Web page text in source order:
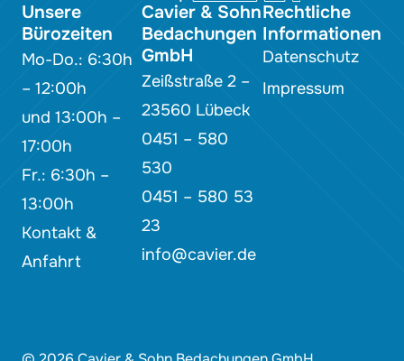
Unsere
Bürozeiten
Mo-Do.: 6:30h
– 12:00h
und 13:00h –
17:00h
Fr.: 6:30h –
13:00h
Kontakt &
Anfahrt
Cavier & Sohn
Bedachungen
GmbH
Zeißstraße 2 –
23560 Lübeck
0451 – 580
530
0451 – 580 53
23
info@cavier.de
Rechtliche
Informationen
Datenschutz
Impressum